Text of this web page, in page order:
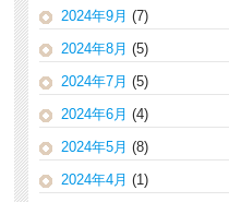
2024年9月 (7)
2024年8月 (5)
2024年7月 (5)
2024年6月 (4)
2024年5月 (8)
2024年4月 (1)